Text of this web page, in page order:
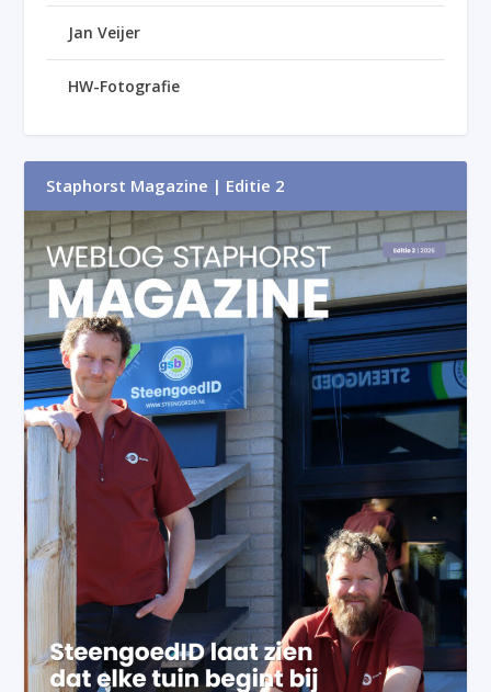
Jan Veijer
HW-Fotografie
Staphorst Magazine | Editie 2